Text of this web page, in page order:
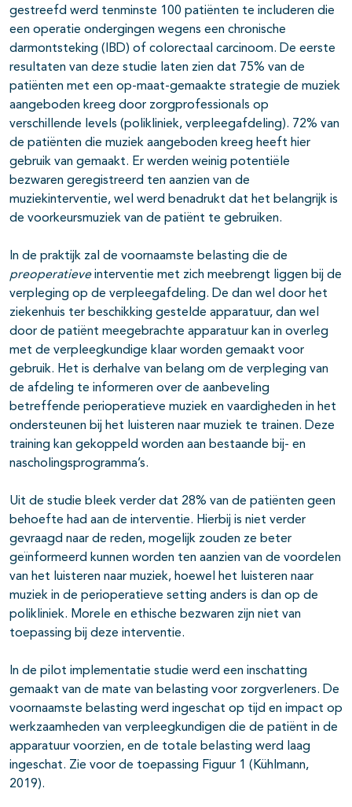
gestreefd werd tenminste 100 patiënten te includeren die
een operatie ondergingen wegens een chronische
darmontsteking (IBD) of colorectaal carcinoom. De eerste
resultaten van deze studie laten zien dat 75% van de
patiënten met een op-maat-gemaakte strategie de muziek
aangeboden kreeg door zorgprofessionals op
verschillende levels (polikliniek, verpleegafdeling). 72% van
de patiënten die muziek aangeboden kreeg heeft hier
gebruik van gemaakt. Er werden weinig potentiële
bezwaren geregistreerd ten aanzien van de
muziekinterventie, wel werd benadrukt dat het belangrijk is
de voorkeursmuziek van de patiënt te gebruiken.
In de praktijk zal de voornaamste belasting die de
preoperatieveinterventie met zich meebrengt liggen bij de
verpleging op de verpleegafdeling. De dan wel door het
ziekenhuis ter beschikking gestelde apparatuur, dan wel
door de patiënt meegebrachte apparatuur kan in overleg
met de verpleegkundige klaar worden gemaakt voor
gebruik. Het is derhalve van belang om de verpleging van
de afdeling te informeren over de aanbeveling
betreffende perioperatieve muziek en vaardigheden in het
ondersteunen bij het luisteren naar muziek te trainen. Deze
training kan gekoppeld worden aan bestaande bij- en
nascholingsprogramma’s.
Uit de studie bleek verder dat 28% van de patiënten geen
behoefte had aan de interventie. Hierbij is niet verder
gevraagd naar de reden, mogelijk zouden ze beter
geïnformeerd kunnen worden ten aanzien van de voordelen
van het luisteren naar muziek, hoewel het luisteren naar
muziek in de perioperatieve setting anders is dan op de
polikliniek. Morele en ethische bezwaren zijn niet van
toepassing bij deze interventie.
In de pilot implementatie studie werd een inschatting
gemaakt van de mate van belasting voor zorgverleners. De
voornaamste belasting werd ingeschat op tijd en impact op
werkzaamheden van verpleegkundigen die de patiënt in de
apparatuur voorzien, en de totale belasting werd laag
ingeschat. Zie voor de toepassing Figuur 1 (Kühlmann,
2019).